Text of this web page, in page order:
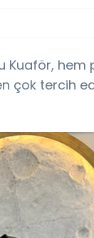
Kuaför,
çok tercih